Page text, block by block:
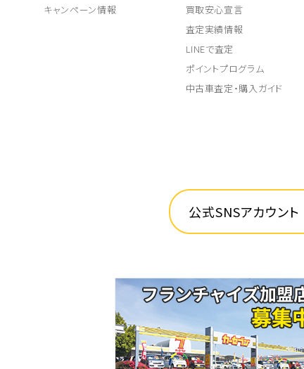
キャンペーン情報
買取安心宣言
査定実績情報
LINEで査定
ポイントプログラム
中古車査定・購入ガイド
公式SNSアカウント